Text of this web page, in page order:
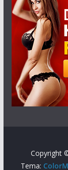
Copyright
Tema: